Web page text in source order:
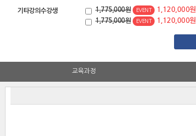
기타강의수강생 1,775,000원 EVENT 1,120,000원
1,775,000원 EVENT 1,120,000원
교육과정